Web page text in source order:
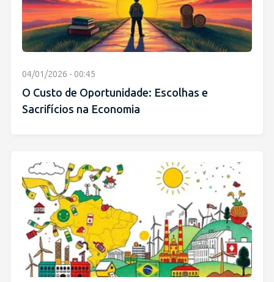
04/01/2026 - 00:45
O Custo de Oportunidade: Escolhas e
Sacrifícios na Economia